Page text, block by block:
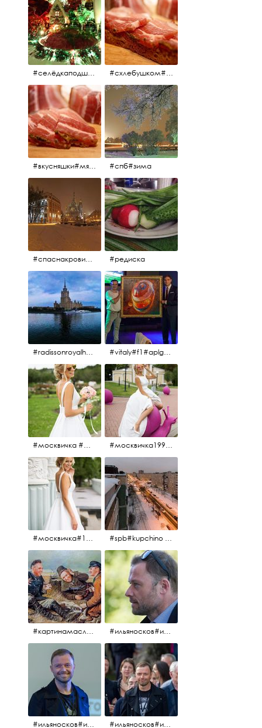
#селёдкаподшубой#основноеблюдо#новыйгод#шампанское#праздник #схлебушком#мясо
#вкусняшки#мясо #спб#зима
#спаснакрови#зима#спб #редиска
#radissonroyalhotel #рэдиссонройал#рэдиссонройалмосква #рекамосква#москва#гостиницаукраина#украина#hotel#отель#moscow @radissonroyalmoscow #vitaly#f1#aplgallery#formula1
#москвичка #москвичка1990#вднх2016 #июль2016 #1990 #москвичка1990@#июль2016 #вднх2016 #1990
#москвичка#1990#вднх2016#июль2016# #spb#kupchino #крышапотекла
#картинамаслом #картина #охотники#хорошеенастроение #aplgallery #ильяносков#ильяносков2016#очеммолчатфранцузы #санктпетербург #кино#фильфильфильм @ilya_noskov_official
#ильяносков#ильяносков_главныйгерой #санктпетербург #ленфильм# @ilya_noskov_official #контрибуция#очеммолчатфранцузы#эдуардпичугин #ильяносков#ильяносков_главныйгерой @ilya_noskov_official #очеммолчатфранцузы#очёммолчатфранцузы